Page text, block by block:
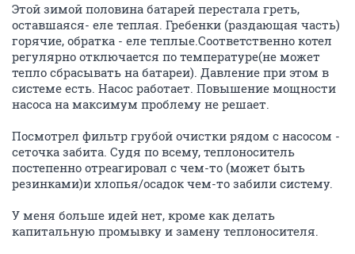
Этой зимой половина батарей перестала греть,
оставшаяся- еле теплая. Гребенки (раздающая часть)
горячие, обратка - еле теплые.Соответственно котел
регулярно отключается по температуре(не может
тепло сбрасывать на батареи). Давление при этом в
системе есть. Насос работает. Повышение мощности
насоса на максимум проблему не решает.
Посмотрел фильтр грубой очистки рядом с насосом -
сеточка забита. Судя по всему, теплоноситель
постепенно отреагировал с чем-то (может быть
резинками)и хлопья/осадок чем-то забили систему.
У меня больше идей нет, кроме как делать
капитальную промывку и замену теплоносителя.